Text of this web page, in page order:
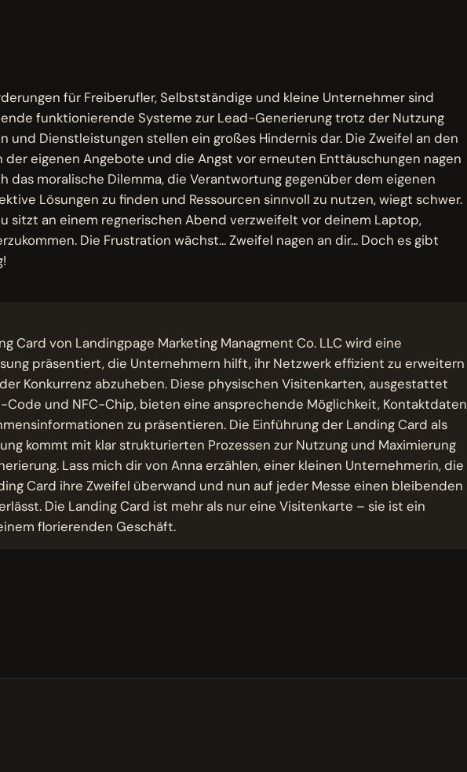
für Freiberufler, Selbstständige und kleine Unternehmer sind
funktionierende Systeme zur Lead-Generierung trotz der Nutzung
und Dienstleistungen stellen ein großes Hindernis dar. Die Zweifel an den
der eigenen Angebote und die Angst vor erneuten Enttäuschungen nagen
das moralische Dilemma, die Verantwortung gegenüber dem eigenen
Lösungen zu finden und Ressourcen sinnvoll zu nutzen, wiegt schwer.
sitzt an einem regnerischen Abend verzweifelt vor deinem Laptop,
Die Frustration wächst... Zweifel nagen an dir... Doch es gibt
Card von Landingpage Marketing Managment Co. LLC wird eine
präsentiert, die Unternehmern hilft, ihr Netzwerk effizient zu erweitern
Konkurrenz abzuheben. Diese physischen Visitenkarten, ausgestattet
Code und NFC-Chip, bieten eine ansprechende Möglichkeit, Kontaktdaten
zu präsentieren. Die Einführung der Landing Card als
kommt mit klar strukturierten Prozessen zur Nutzung und Maximierung
Lass mich dir von Anna erzählen, einer kleinen Unternehmerin, die
Card ihre Zweifel überwand und nun auf jeder Messe einen bleibenden
Die Landing Card ist mehr als nur eine Visitenkarte – sie ist ein
florierenden Geschäft.